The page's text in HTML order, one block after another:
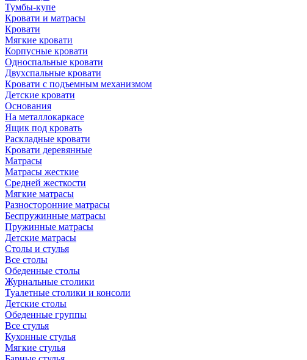
Тумбы-купе
Кровати и матрасы
Кровати
Мягкие кровати
Корпусные кровати
Односпальные кровати
Двухспальные кровати
Кровати с подъемным механизмом
Детские кровати
Основания
На металлокаркасе
Ящик под кровать
Раскладные кровати
Кровати деревянные
Матрасы
Матрасы жесткие
Средней жесткости
Мягкие матрасы
Разносторонние матрасы
Беспружинные матрасы
Пружинные матрасы
Детские матрасы
Столы и стулья
Все столы
Обеденные столы
Журнальные столики
Туалетные столики и консоли
Детские столы
Обеденные группы
Все стулья
Кухонные стулья
Мягкие стулья